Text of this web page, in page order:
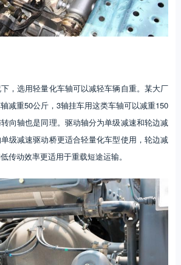
，选用轻量化车轴可以减轻车辆自重。某大厂
减重50公斤，3轴挂车用这类车轴可以减重150
向轴也是同理。驱动轴分为单级减速和轮边减
级减速驱动桥更适合轻量化车型使用，轮边减
传动效率更适用于重载短途运输。